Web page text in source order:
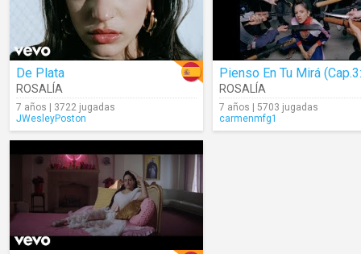
De Plata
ROSALÍA
7 años | 3722 jugadas
JWesleyPoston
ROSALÍA
7 años | 5703 jugadas
carmenmfg1